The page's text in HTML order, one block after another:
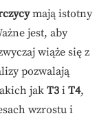
mają istotny
jest, aby
wiąże się z
pozwalają
jak T3 i T4,
wzrostu i